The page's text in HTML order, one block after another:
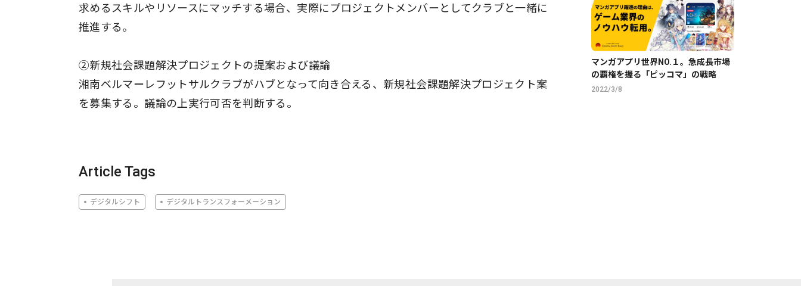
求めるスキルやリソースにマッチする場合、実際にプロジェクトメンバーとしてクラブと一緒に
推進する。
②新規社会課題解決プロジェクトの提案および議論
湘南ベルマーレフットサルクラブがハブとなって向き合える、新規社会課題解決プロジェクト案
を募集する。議論の上実行可否を判断する。
Article Tags
デジタルシフト デジタルトランスフォーメーション
マンガアプリ世界NO.１。急成長市場
の覇権を握る「ピッコマ」の戦略
2022/3/8